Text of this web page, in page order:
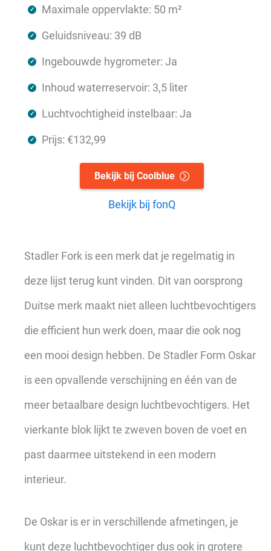
Maximale oppervlakte: 50 m²
Geluidsniveau: 39 dB
Ingebouwde hygrometer: Ja
Inhoud waterreservoir: 3,5 liter
Luchtvochtigheid instelbaar: Ja
Prijs: €132,99
Bekijk bij Coolblue
Bekijk bij fonQ
Stadler Fork is een merk dat je regelmatig in
deze lijst terug kunt vinden. Dit van oorsprong
Duitse merk maakt niet alleen luchtbevochtigers
die efficient hun werk doen, maar die ook nog
een mooi design hebben. De Stadler Form Oskar
is een opvallende verschijning en één van de
meer betaalbare design luchtbevochtigers. Het
vierkante blok lijkt te zweven boven de voet en
past daarmee uitstekend in een modern
interieur.
De Oskar is er in verschillende afmetingen, je
kunt deze luchtbevochtiger dus ook in grotere